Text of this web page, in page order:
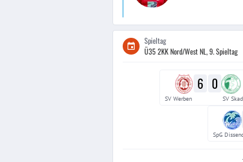
Spieltag
Ü35 2KK Nord/West NL, 9. Spieltag
6 0
SV Werben SV
SpG Dissenc.